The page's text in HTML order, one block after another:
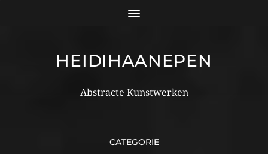
HEIDIHAANEPEN
Abstracte Kunstwerken
CATEGORIE